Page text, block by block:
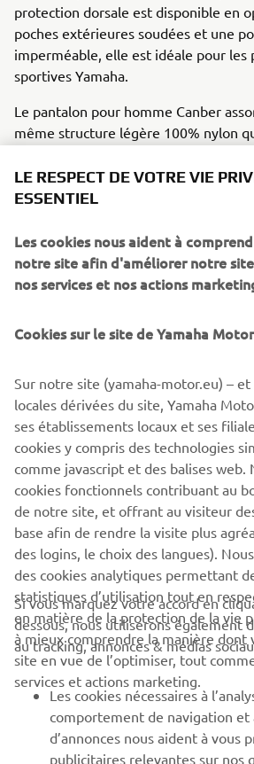
protection dorsale est disponible en
poches extérieures soudées et une
imperméable, elle est idéale pour
sportives Yamaha.
Le pantalon pour homme Canber
même structure légère 100% nylon
facilement avec la veste pour un
maximal. Sa conception certifiée CE
amovible ; des protections de hanche
option.
La ligne vestimentaire Yamaha
large sélection de vêtements
sur : www.yamaha-motor.eu
LA GAMME SPORT
CORPORATE
BUSINESS
PLUS YAMAHA
SUPPORT
LE RESPECT DE VOTRE VIE
ESSENTIEL
Les cookies nous aident à
notre site afin d'améliorer notre
nos services et nos actions
Cookies sur le site de Yamaha
Sur notre site (yamaha-motor.eu) –
locales dérivées du site, Yamaha
ses établissements locaux et ses
cookies y compris des technologies
comme javascript et des balises web.
cookies fonctionnels contribuant au
de notre site, et offrant au visiteur
base afin de rendre la visite plus
des logins, le choix des langues).
des cookies analytiques permettant
statistiques d’utilisation tout en
en matière de la protection de la vie
à mieux comprendre la manière dont
site en vue de l’optimiser, tout
services et actions marketing.
Si vous marquez votre accord en
dessous, nous utiliserons également
au tracking, annonces & médias
Les cookies nécessaires à
comportement de navigation
d’annonces nous aident à vous
publicitaires relevantes sur nos